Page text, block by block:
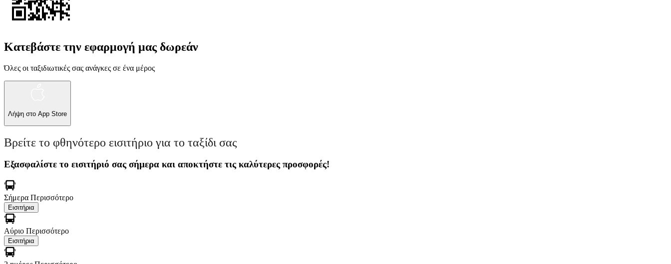
Κατεβάστε την εφαρμογή μας δωρεάν
Όλες οι ταξιδιωτικές σας ανάγκες σε ένα μέρος
Λήψη στο App Store
Βρείτε το φθηνότερο εισιτήριο για το ταξίδι σας
Εξασφαλίστε το εισιτήριό σας σήμερα και αποκτήστε τις καλύτερες προσφορές!
Σήμερα Περισσότερο
Εισιτήρια
Αύριο Περισσότερο
Εισιτήρια